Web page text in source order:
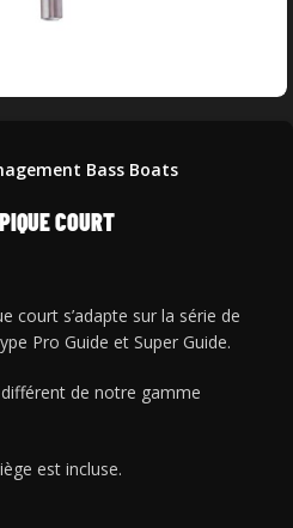
Bass Boats
COURT
court s’adapte sur la série de
Pro Guide et Super Guide.
de notre gamme
est incluse.